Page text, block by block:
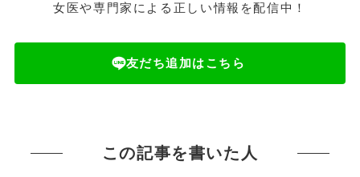
女医や専門家による正しい情報を配信中！
友だち追加はこちら
この記事を書いた人